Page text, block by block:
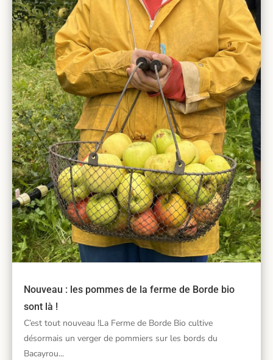
Nouveau : les pommes de la ferme de Borde bio
sont là !
C’est tout nouveau !La Ferme de Borde Bio cultive
désormais un verger de pommiers sur les bords du
Bacayrou...